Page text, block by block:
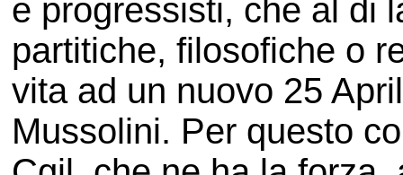
e progressisti, che al di
partitiche, filosofiche o
vita ad un nuovo 25
Mussolini. Per questo